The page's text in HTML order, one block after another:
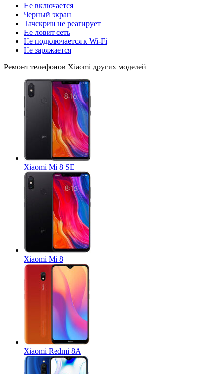
Не включается
Черный экран
Тачскрин не реагирует
Не ловит сеть
Не подключается к Wi-Fi
Не заряжается
Ремонт телефонов Xiaomi других моделей
Xiaomi Mi 8 SE
Xiaomi Mi 8
Xiaomi Redmi 8A